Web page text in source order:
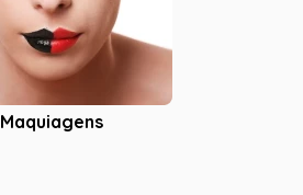
Maquiagens